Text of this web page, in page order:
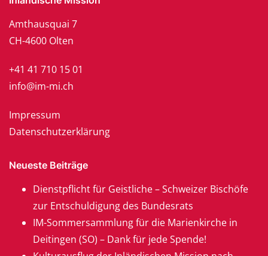
Amthausquai 7
CH-4600 Olten
+41 41 710 15 01
info@im-mi.ch
Impressum
Datenschutzerklärung
Neueste Beiträge
Dienstpflicht für Geistliche – Schweizer Bischöfe
zur Entschuldigung des Bundesrats
IM-Sommersammlung für die Marienkirche in
Deitingen (SO) – Dank für jede Spende!